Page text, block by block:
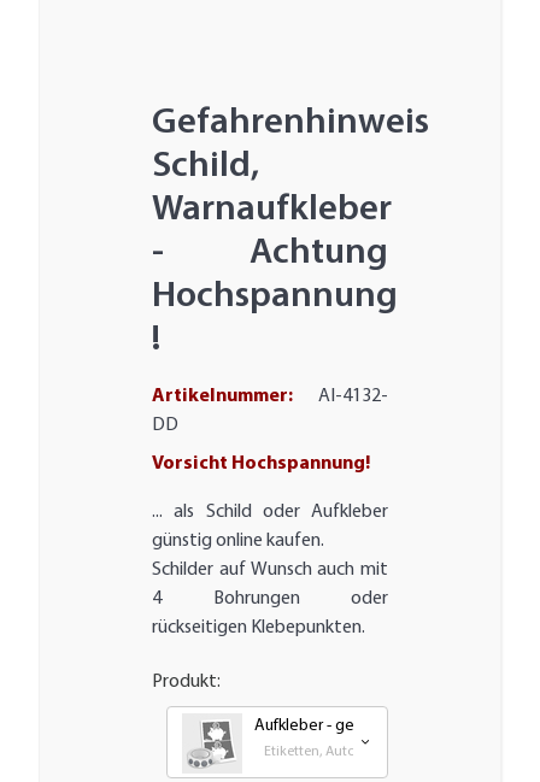
Gefahrenhinweis
Schild,
Warnaufkleber
- Achtung
Hochspannung
!
Artikelnummer:AI-4132-
DD
Vorsicht Hochspannung!
... als Schild oder Aufkleber
günstig online kaufen.
Schilder auf Wunsch auch mit
4 Bohrungen oder
rückseitigen Klebepunkten.
Produkt:
Aufkleber - gedruckt
Etiketten, Autoaufkleber, Transfer und